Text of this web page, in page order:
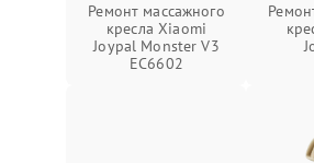
Ремонт массажного
кресла Xiaomi
Joypal Monster V3
EC6602